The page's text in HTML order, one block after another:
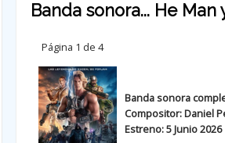
Banda sonora... He
Página 1 de 4
Banda sonora
Compositor: Daniel
Estreno: 5 Junio 2026